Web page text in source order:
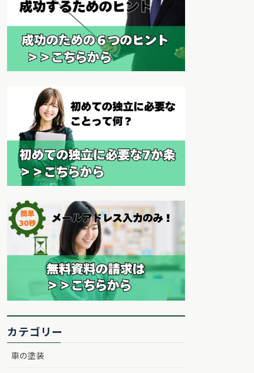
カテゴリー
車の塗装